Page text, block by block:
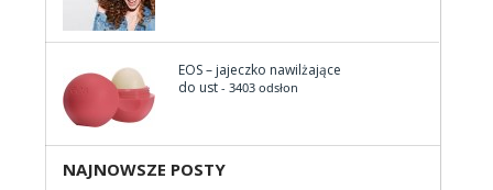
EOS – jajeczko nawilżające
do ust - 3403 odsłon
NAJNOWSZE POSTY